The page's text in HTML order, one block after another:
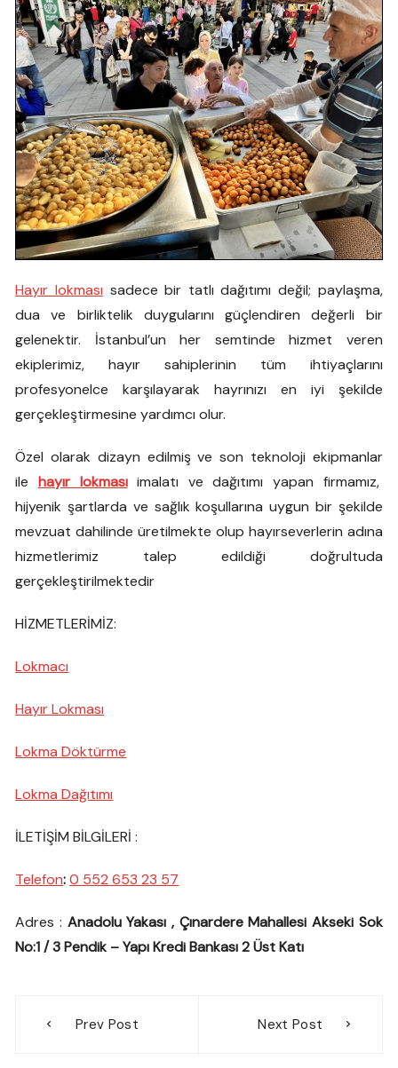
Hayır lokması sadece bir tatlı dağıtımı değil; paylaşma,
dua ve birliktelik duygularını güçlendiren değerli bir
gelenektir. İstanbul’un her semtinde hizmet veren
ekiplerimiz, hayır sahiplerinin tüm ihtiyaçlarını
profesyonelce karşılayarak hayrınızı en iyi şekilde
gerçekleştirmesine yardımcı olur.
Özel olarak dizayn edilmiş ve son teknoloji ekipmanlar
ile hayır lokmasıimalatı ve dağıtımı yapan firmamız,
hijyenik şartlarda ve sağlık koşullarına uygun bir şekilde
mevzuat dahilinde üretilmekte olup hayırseverlerin adına
hizmetlerimiz talep edildiği doğrultuda
gerçekleştirilmektedir
HİZMETLERİMİZ:
Lokmacı
Hayır Lokması
Lokma Döktürme
Lokma Dağıtımı
İLETİŞİM BİLGİLERİ :
Telefon: 0 552 653 23 57
Adres : Anadolu Yakası , Çınardere Mahallesi Akseki Sok
No:1 / 3 Pendik – Yapı Kredi Bankası 2 Üst Katı
gezinmesi
Prev Post Next Post